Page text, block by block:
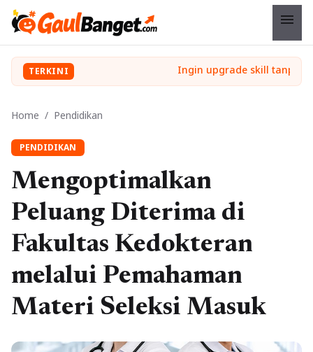
menu
TERKINI
Home / Pendidikan
PENDIDIKAN
Mengoptimalkan
Peluang Diterima di
Fakultas Kedokteran
melalui Pemahaman
Materi Seleksi Masuk